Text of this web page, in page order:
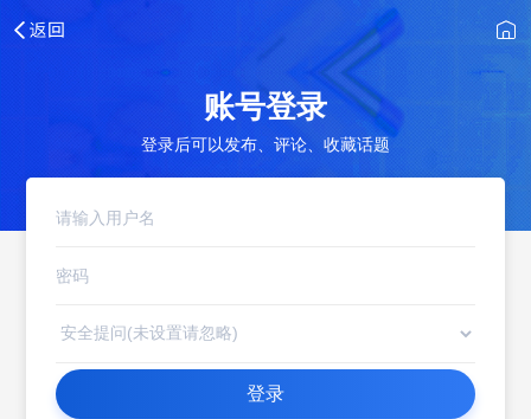
账号登录
登录后可以发布、评论、收藏话题
登录